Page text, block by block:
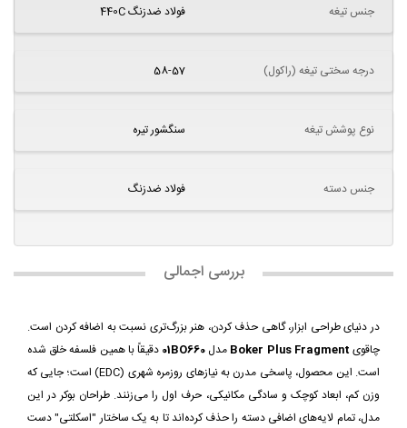
جنس تیغه فولاد ضدزنگ 440C
درجه سختی تیغه (راکول) 58-57
نوع پوشش تیغه سنگشور تیره
جنس دسته فولاد ضدزنگ
بررسی اجمالی
در دنیای طراحی ابزار، گاهی حذف کردن، هنر بزرگ‌تری نسبت به اضافه کردن است.
چاقوی Boker Plus Fragment مدل 01BO660 دقیقاً با همین فلسفه خلق شده
است. این محصول، پاسخی مدرن به نیازهای روزمره شهری (EDC) است؛ جایی که
وزن کم، ابعاد کوچک و سادگی مکانیکی، حرف اول را می‌زنند. طراحان بوکر در این
مدل، تمام لایه‌های اضافی دسته را حذف کرده‌اند تا به یک ساختار "اسکلتی" دست